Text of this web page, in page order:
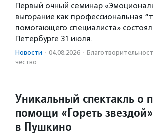
Первый очный семинар
выгорание как профессиональная
помогающего специалиста»
Петербурге 31 июля.
Новости · 04.08.2026 ·
чест­во
Уникальный спектакль о
помощи «Гореть
в Пушкино